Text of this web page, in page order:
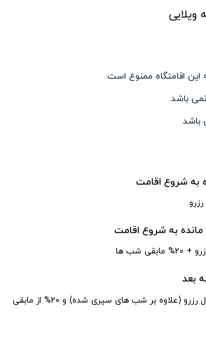
ویلایی
این اقامتگاه ممنوع است.
باشد
باشد
شب ها
بعد
کسر مبلغ دو شب اول رزرو (علاوه بر شب های سپری شده) و 20% از مابقی